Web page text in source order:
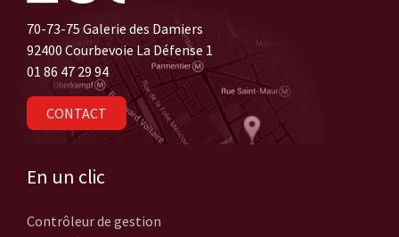
70-73-75 Galerie des Damiers
92400 Courbevoie La Défense 1
01 86 47 29 94
CONTACT
En un clic
Contrôleur de gestion